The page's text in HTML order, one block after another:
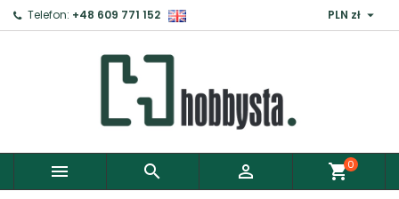
Telefon: +48 609 771 152 PLN zł 
   shopping_cart0
Zaloguj ×
Aby zapisać produkty do Schowka, musisz się
Anuluj Zaloguj